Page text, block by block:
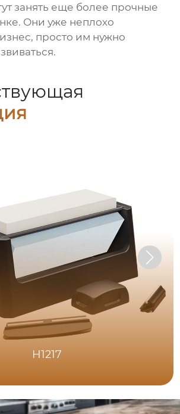
занять еще более прочные
Они уже неплохо
просто им нужно
H1217